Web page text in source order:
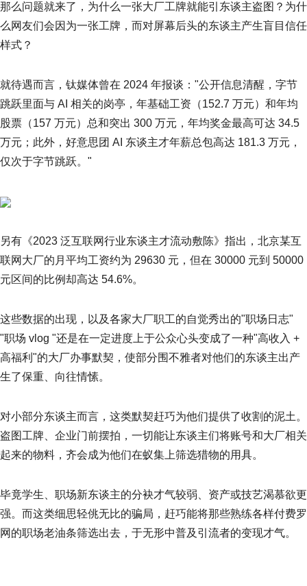
那么问题就来了，为什么一张大厂工牌就能引东谈主盗图？为什
么网友们会因为一张工牌，而对屏幕后头的东谈主产生盲目信任
样式？
就待遇而言，钛媒体曾在 2024 年报谈："公开信息清醒，字节
跳跃里面与 AI 相关的岗亭，年基础工资（152.7 万元）和年均
股票（157 万元）总和突出 300 万元，年均奖金最高可达 34.5
万元；此外，好意思团 AI 东谈主才年薪总包高达 181.3 万元，
仅次于字节跳跃。"
另有《2023 泛互联网行业东谈主才流动敷陈》指出，北京某互
联网大厂的月平均工资约为 29630 元，但在 30000 元到 50000
元区间的比例却高达 54.6%。
这些数据的出现，以及各家大厂职工的自觉秀出的"职场日志"
"职场 vlog "还是在一定进度上于公众心头变成了一种"高收入 +
高福利"的大厂办事默契，使部分围不雅者对他们的东谈主出产
生了保重、向往情愫。
对小部分东谈主而言，这类默契赶巧为他们提供了收割的泥土。
盗图工牌、企业门前摆拍，一切能让东谈主们将账号和大厂相关
起来的物料，齐会成为他们在蚁集上筛选猎物的用具。
毕竟学生、职场新东谈主的分袂才气较弱、资产或技艺渴慕欲更
强。而这类细思轻佻无比的骗局，赶巧能将那些熟练各样付费罗
网的职场老油条筛选出去，于无形中普及引流者的变现才气。